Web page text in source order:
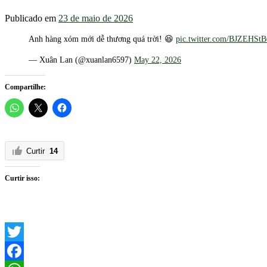
Publicado em 23 de maio de 2026
Anh hàng xóm mới dễ thương quá trời! 😆 pic.twitter.com/
— Xuân Lan (@xuanlan6597) May 22, 2026
Compartilhe:
Curtir 14
Curtir isso:
Twitter